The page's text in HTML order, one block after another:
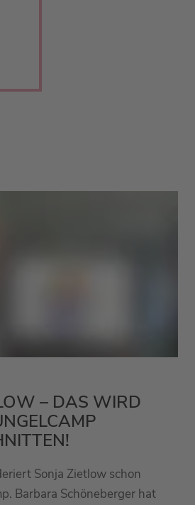
– DAS WIRD
Sonja Zietlow schon
Barbara Schöneberger hat